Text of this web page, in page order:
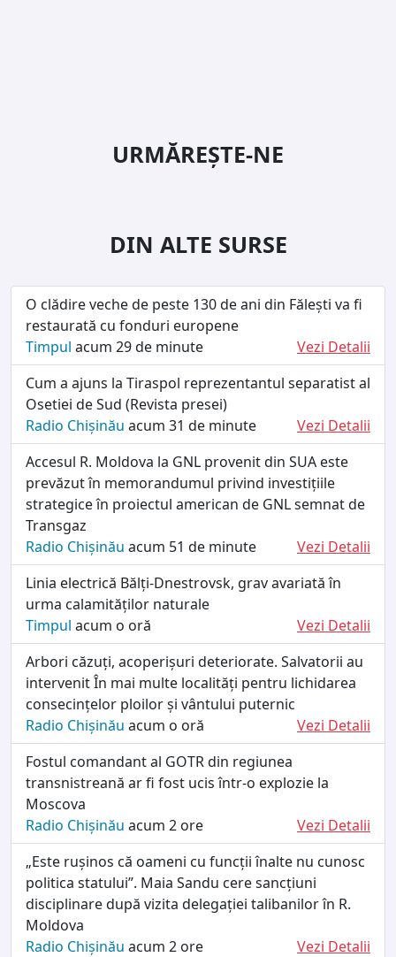
URMĂREȘTE-NE
DIN ALTE SURSE
O clădire veche de peste 130 de ani din Fălești va fi
restaurată cu fonduri europene
Timpul acum 29 de minute
Vezi Detalii
Cum a ajuns la Tiraspol reprezentantul separatist al
Osetiei de Sud (Revista presei)
Radio Chișinău acum 31 de minute
Vezi Detalii
Accesul R. Moldova la GNL provenit din SUA este
prevăzut în memorandumul privind investițiile
strategice în proiectul american de GNL semnat de
Transgaz
Radio Chișinău acum 51 de minute
Vezi Detalii
Linia electrică Bălți-Dnestrovsk, grav avariată în
urma calamităților naturale
Timpul acum o oră
Vezi Detalii
Arbori căzuți, acoperișuri deteriorate. Salvatorii au
intervenit În mai multe localități pentru lichidarea
consecințelor ploilor și vântului puternic
Radio Chișinău acum o oră
Vezi Detalii
Fostul comandant al GOTR din regiunea
transnistreană ar fi fost ucis într-o explozie la
Moscova
Radio Chișinău acum 2 ore
Vezi Detalii
„Este rușinos că oameni cu funcții înalte nu cunosc
politica statului”. Maia Sandu cere sancțiuni
disciplinare după vizita delegației talibanilor în R.
Moldova
Radio Chișinău acum 2 ore
Vezi Detalii